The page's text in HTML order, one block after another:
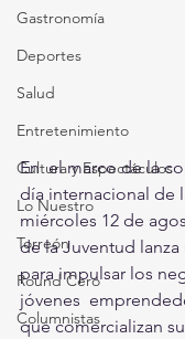
Gastronomía
Deportes
Salud
Entretenimiento
Cultura y Espectáculos
Lo Nuestro
Torreón
Round Cero
Columnistas
En  el marco de la
día internacional de
miércoles 12 de
de la Juventud
para impulsar los
jóvenes
que comercializan